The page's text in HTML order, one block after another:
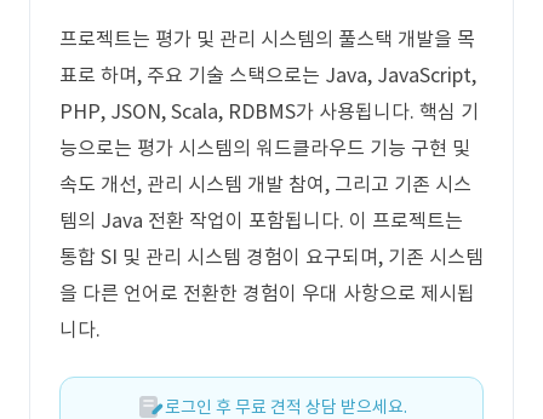
프로젝트는 평가 및 관리 시스템의 풀스택 개발을 목
표로 하며, 주요 기술 스택으로는 Java, JavaScript,
PHP, JSON, Scala, RDBMS가 사용됩니다. 핵심 기
능으로는 평가 시스템의 워드클라우드 기능 구현 및
속도 개선, 관리 시스템 개발 참여, 그리고 기존 시스
템의 Java 전환 작업이 포함됩니다. 이 프로젝트는
통합 SI 및 관리 시스템 경험이 요구되며, 기존 시스템
을 다른 언어로 전환한 경험이 우대 사항으로 제시됩
니다.
로그인 후 무료 견적 상담 받으세요.